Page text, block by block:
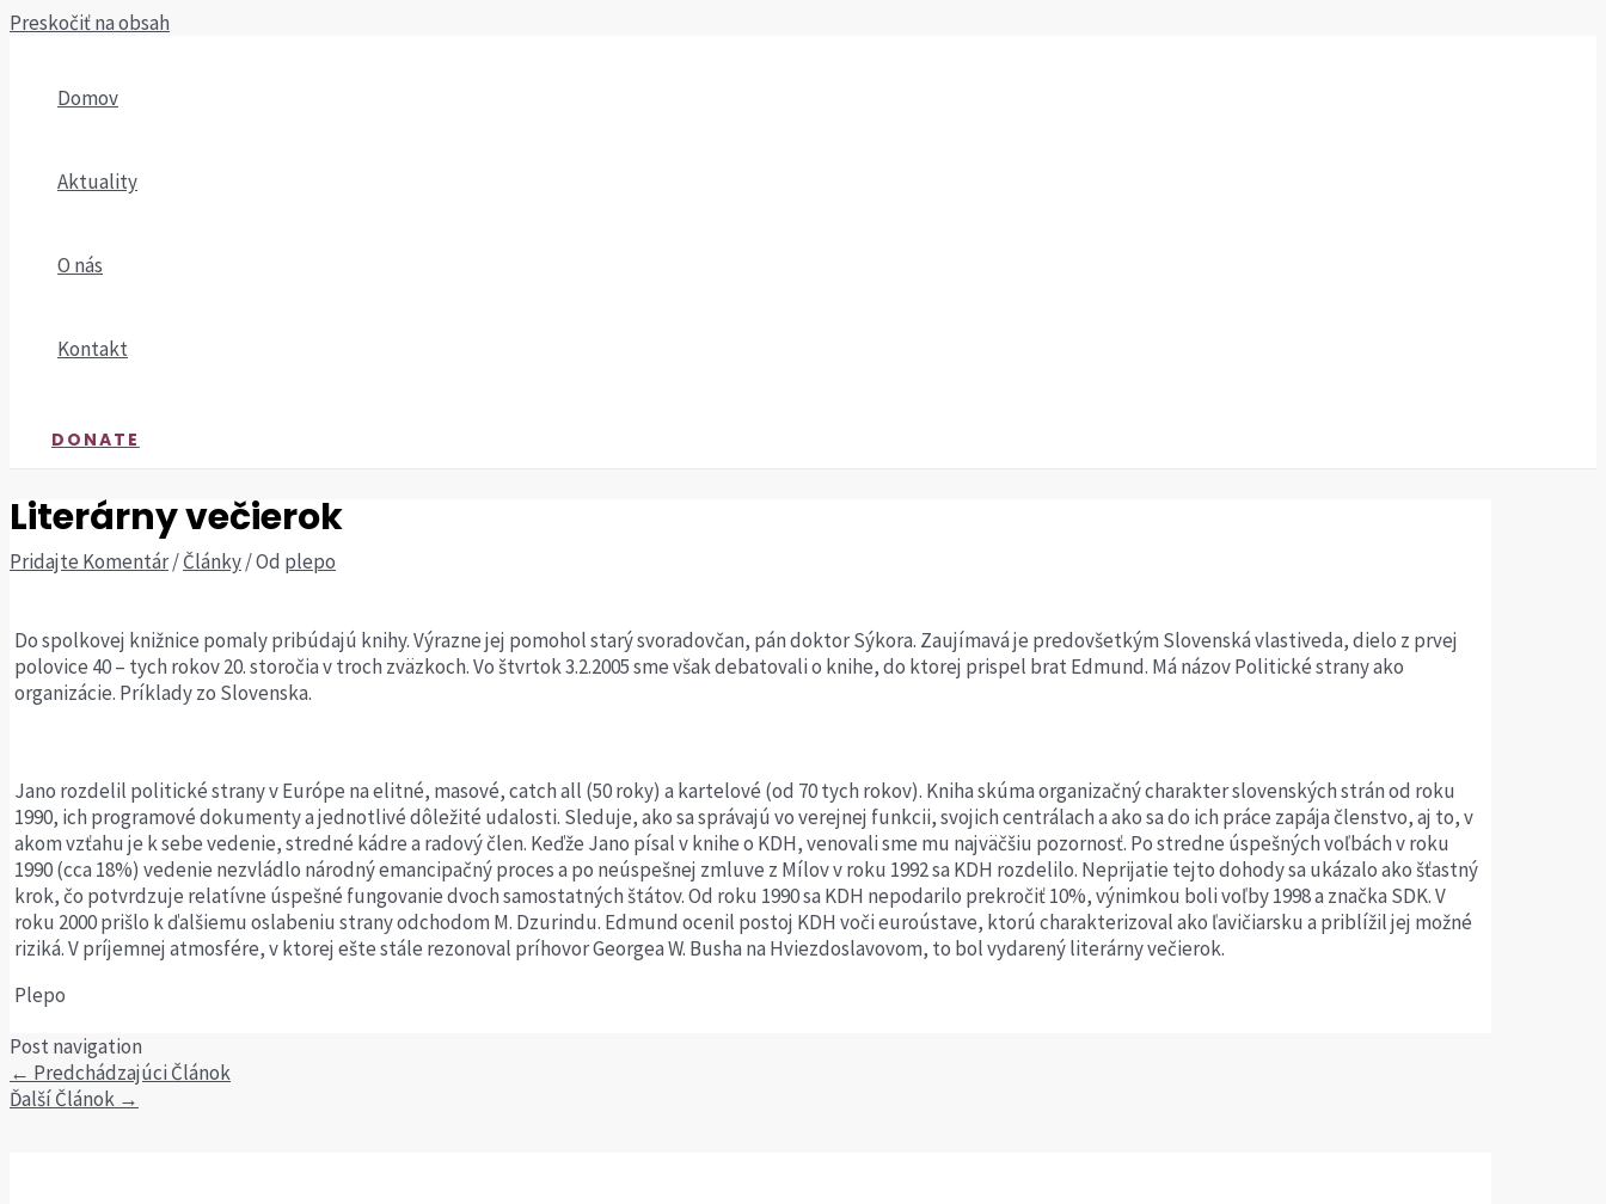
Preskočiť na obsah
Domov
Aktuality
O nás
Kontakt
DONATE
Literárny večierok
Pridajte Komentár/Články/ Od plepo
Do spolkovej knižnice pomaly pribúdajú knihy. Výrazne jej pomohol starý svoradovčan, pán doktor Sýkora. Zaujímavá je predovšetkým Slovenská vlastiveda, dielo z prvej
polovice 40 – tych rokov 20. storočia v troch zväzkoch. Vo štvrtok 3.2.2005 sme však debatovali o knihe, do ktorej prispel brat Edmund. Má názov Politické strany ako
organizácie. Príklady zo Slovenska.
Jano rozdelil politické strany v Európe na elitné, masové, catch all (50 roky) a kartelové (od 70 tych rokov). Kniha skúma organizačný charakter slovenských strán od roku
1990, ich programové dokumenty a jednotlivé dôležité udalosti. Sleduje, ako sa správajú vo verejnej funkcii, svojich centrálach a ako sa do ich práce zapája členstvo, aj to, v
akom vzťahu je k sebe vedenie, stredné kádre a radový člen. Keďže Jano písal v knihe o KDH, venovali sme mu najväčšiu pozornosť. Po stredne úspešných voľbách v roku
1990 (cca 18%) vedenie nezvládlo národný emancipačný proces a po neúspešnej zmluve z Mílov v roku 1992 sa KDH rozdelilo. Neprijatie tejto dohody sa ukázalo ako šťastný
krok, čo potvrdzuje relatívne úspešné fungovanie dvoch samostatných štátov. Od roku 1990 sa KDH nepodarilo prekročiť 10%, výnimkou boli voľby 1998 a značka SDK. V
roku 2000 prišlo k ďalšiemu oslabeniu strany odchodom M. Dzurindu. Edmund ocenil postoj KDH voči euroústave, ktorú charakterizoval ako ľavičiarsku a priblížil jej možné
riziká. V príjemnej atmosfére, v ktorej ešte stále rezonoval príhovor Georgea W. Busha na Hviezdoslavovom, to bol vydarený literárny večierok.
Plepo
Post navigation
← Predchádzajúci Článok
Ďalší Článok →